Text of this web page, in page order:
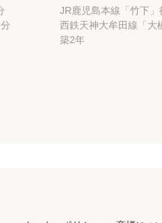
JR鹿児島本線「竹下」
西鉄天神大牟田線「大
築2年